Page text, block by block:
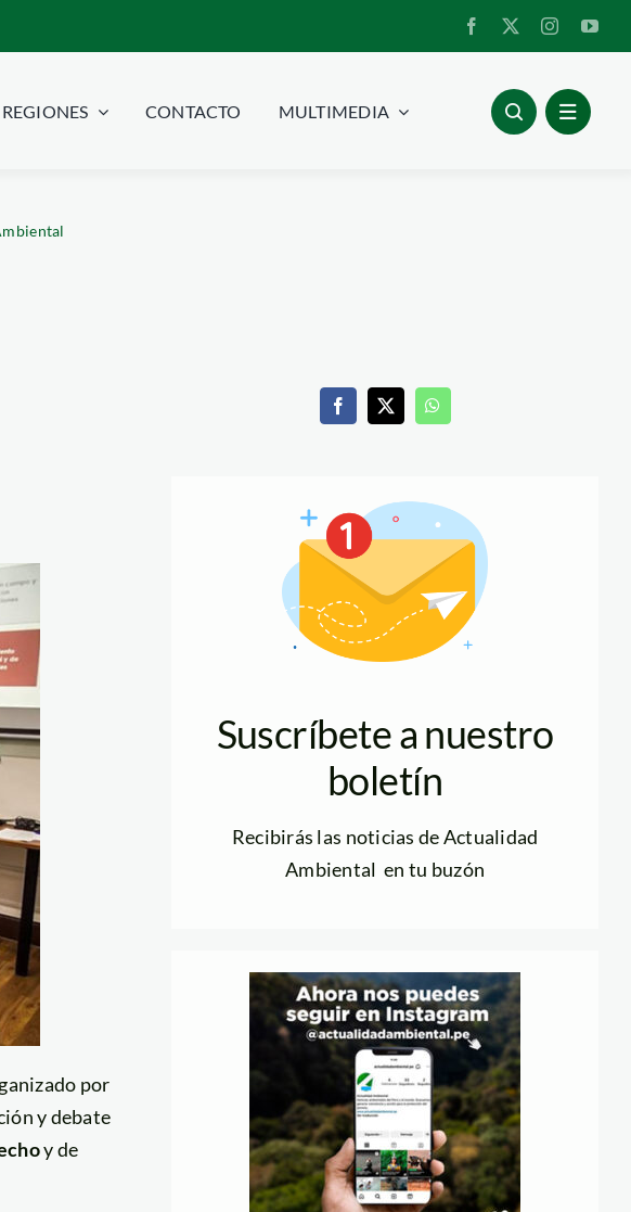
REGIONES CONTACTO MULTIMEDIA
por
y debate
y de
Suscríbete a nuestro
boletín
Recibirás las noticias de Actualidad
Ambiental en tu buzón